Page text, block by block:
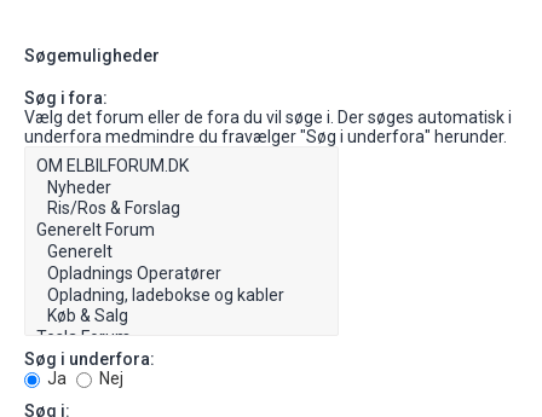
Søgemuligheder
Søg i fora:
Vælg det forum eller de fora du vil søge i. Der søges automatisk i
underfora medmindre du fravælger "Søg i underfora" herunder.
Søg i underfora:
Ja
Nej
Søg i: